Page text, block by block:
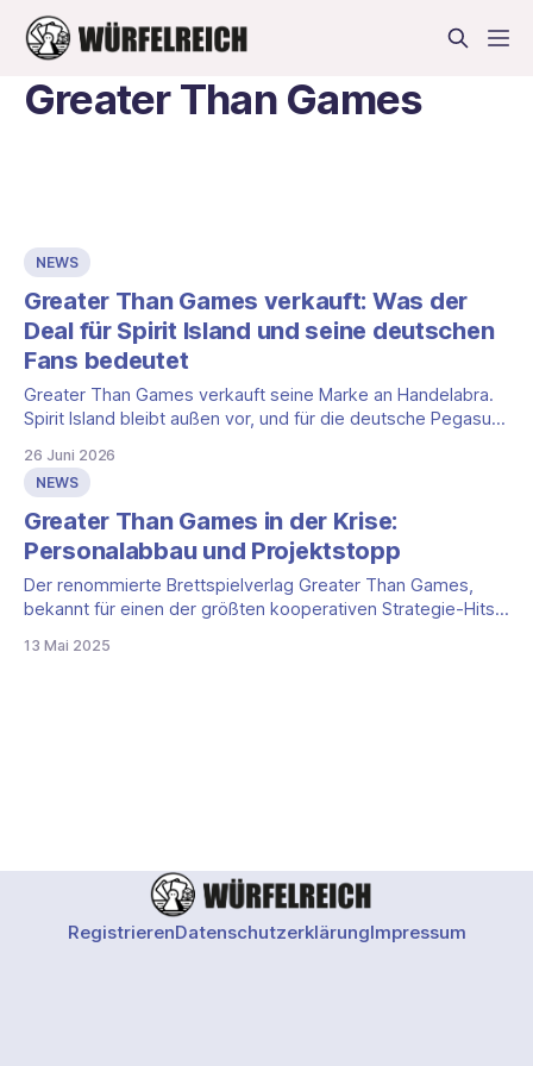
Greater Than Games
NEWS
Greater Than Games verkauft: Was der
Deal für Spirit Island und seine deutschen
Fans bedeutet
Greater Than Games verkauft seine Marke an Handelabra.
Spirit Island bleibt außen vor, und für die deutsche Pegasus-
26 Juni 2026
NEWS
Greater Than Games in der Krise:
Personalabbau und Projektstopp
Der renommierte Brettspielverlag Greater Than Games,
bekannt für einen der größten kooperativen Strategie-Hits
Phase. Wie das Unternehmen am 17. April 2025 bekanntgab,
13 Mai 2025
RegistrierenDatenschutzerklärungImpressum